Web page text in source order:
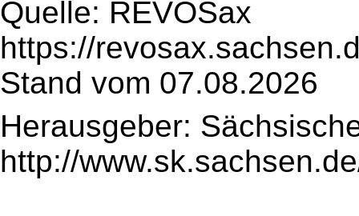
Quelle: REVOSax
https://
Stand vom 07.08.2026
Herausgeber:
http://